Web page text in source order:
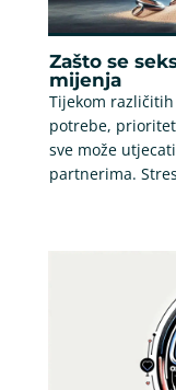
Zašto se
mijenja
Tijekom
potrebe,
sve može
partnerima.